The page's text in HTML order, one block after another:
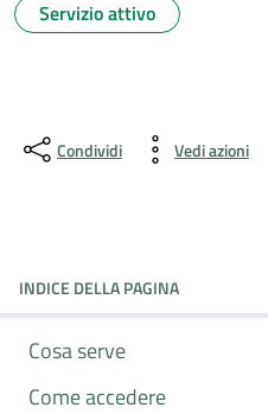
Servizio attivo
Condividi Vedi azioni
INDICE DELLA PAGINA
Cosa serve
Come accedere